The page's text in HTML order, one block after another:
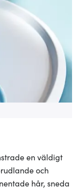
en väldigt
och
hår, sneda